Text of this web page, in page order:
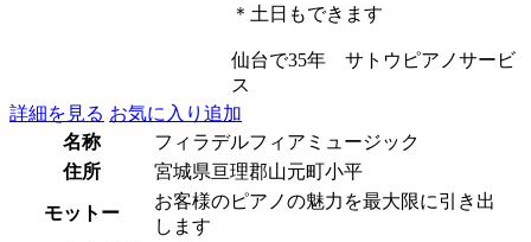
＊土日もできます
仙台で35年 サトウピアノサービ
ス
詳細を見る お気に入り追加
名称
フィラデルフィアミュージック
住所
宮城県亘理郡山元町小平
モットー
お客様のピアノの魅力を最大限に引き出
します